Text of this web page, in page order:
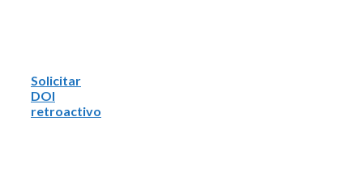
Solicitar
DOI
retroactivo